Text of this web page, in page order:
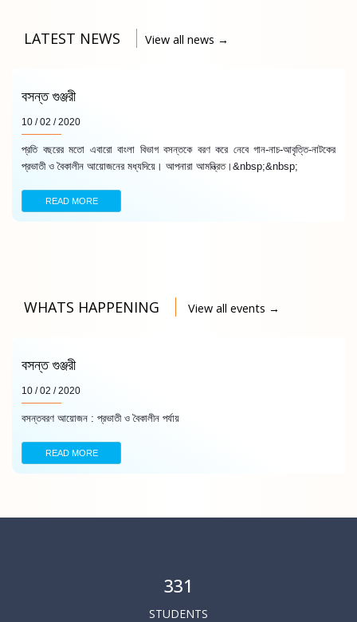
LATEST NEWS View all news →
বসন্ত গুঞ্জরী
10 / 02 / 2020
প্রতি বছরের মতো এবারো বাংলা বিভাগ বসন্তকে বরণ করে নেবে গান-নাচ-আবৃত্তি-নাটকের
প্রভাতী ও বৈকালীন আয়োজনের মধ্যদিয়ে। আপনারা আমন্ত্রিত।&nbsp;&nbsp;
READ MORE
WHATS HAPPENING View all events →
বসন্ত গুঞ্জরী
10 / 02 / 2020
বসন্তবরণ আয়োজন : প্রভাতী ও বৈকালীন পর্যায়
READ MORE
331
STUDENTS